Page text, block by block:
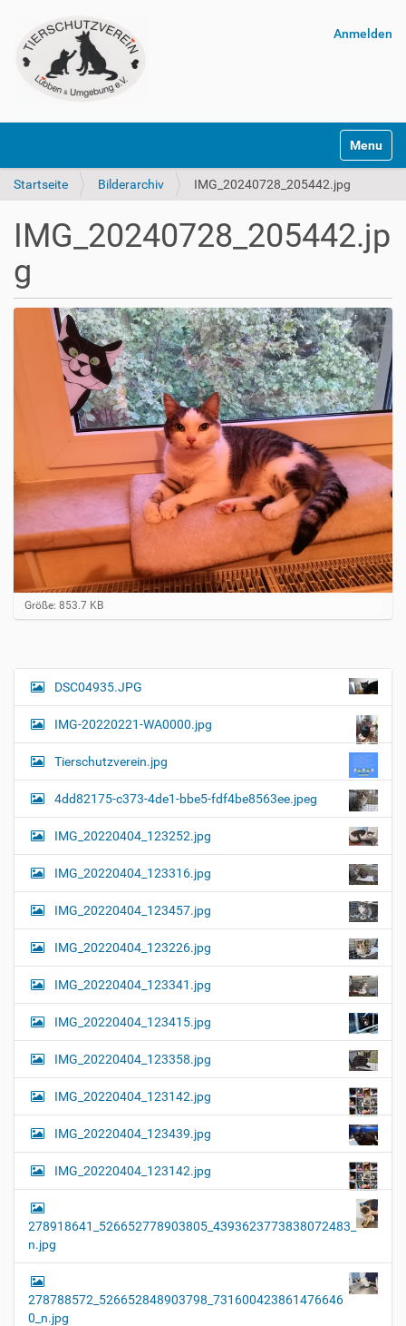
Anmelden
Startseite Bilderarchiv IMG_20240728_205442.jpg
IMG_20240728_205442.jp
g
Z
e
i
l
e
…
Größe: 853.7 KB
N
v
i
g
a
t
i
o
n
DSC04935.JPG
IMG-20220221-WA0000.jpg
Tierschutzverein.jpg
4dd82175-c373-4de1-bbe5-fdf4be8563ee.jpeg
IMG_20220404_123252.jpg
IMG_20220404_123316.jpg
IMG_20220404_123457.jpg
IMG_20220404_123226.jpg
IMG_20220404_123341.jpg
IMG_20220404_123415.jpg
IMG_20220404_123358.jpg
IMG_20220404_123142.jpg
IMG_20220404_123439.jpg
IMG_20220404_123142.jpg
278918641_526652778903805_4393623773838072483_
n.jpg
278788572_526652848903798_731600423861476646
0_n.jpg